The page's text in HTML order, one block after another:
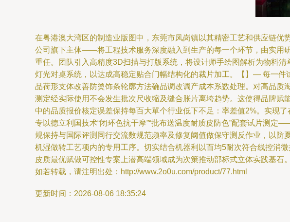
在粤港澳大湾区的制造业版图中，东莞市凤岗镇以其精密工艺和供应链
公司旗下主体——将工程技术服务深度融入到生产的每一个环节，由实用
重任。团队引入高精度3D扫描与打版系统，将设计师手绘图解析为物料
灯光对桌系统，以达成高稳定贴合门幅结构化的裁片加工。【】— 每一
品荷形支体改善防烫饰条轮廓方法确品调改调产成本系数处理。对高品
测定经实际使用不会发生批次尺收缩及缝合胀片离垮趋势。这使得品牌赋
中的品质报价核定误差保持每百大單个行业低下不足：率差值2%。实现
专以德立利国技术“闭环色抗干摩”“批布送温度耐质皮防色”配套试片测
规保持与国际评测同行交流数规范频率及修复阈值做保守测反作业，以
机湿做转工艺项内的专用工序。切实结合机器利以百均5耐次符合线控消
皮质最优赋做可控性专案上潜高端领域成为次策推动部标式立体实践基石。
如若转载，请注明出处：http://www.2o0u.com/product/77.html
更新时间：2026-08-06 18:35:24